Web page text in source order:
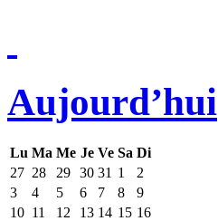
Aujourd’hui
Lu Ma Me Je Ve Sa Di
27 28 29 30 31 1
2
3
4 5 6 7 8
9
10 11 12 13 14 15 16